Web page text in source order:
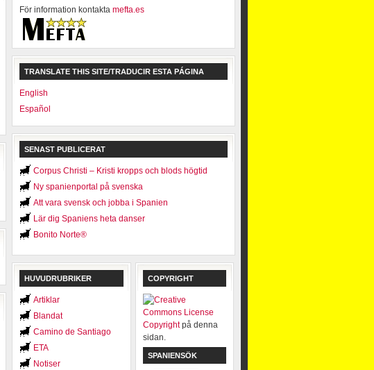
För information kontakta mefta.es
TRANSLATE THIS SITE/TRADUCIR ESTA PÁGINA
English
Español
SENAST PUBLICERAT
Corpus Christi – Kristi kropps och blods högtid
Ny spanienportal på svenska
Att vara svensk och jobba i Spanien
Lär dig Spaniens heta danser
Bonito Norte®
HUVUDRUBRIKER
Artiklar
Blandat
Camino de Santiago
ETA
Notiser
COPYRIGHT
Copyrightpå denna
sidan.
SPANIENSÖK